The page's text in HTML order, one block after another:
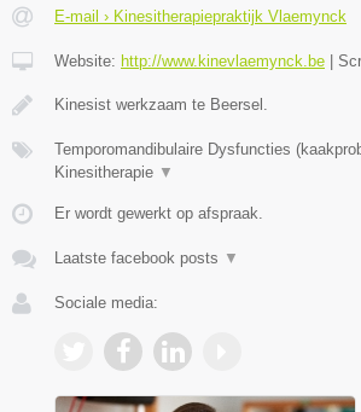
E-mail › Kinesitherapiepraktijk Vlaemynck
Website: http://www.kinevlaemynck.be |
Kinesist werkzaam te Beersel.
Temporomandibulaire Dysfuncties
Kinesitherapie ▼
Er wordt gewerkt op afspraak.
Laatste facebook posts ▼
Sociale media: